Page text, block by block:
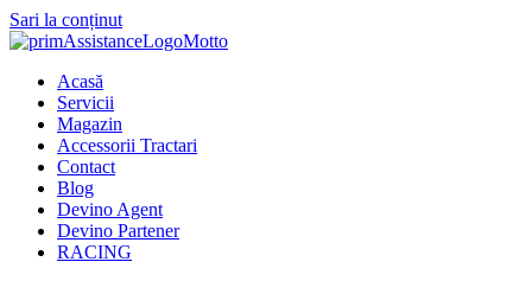
Sari la conținut
Acasă
Servicii
Magazin
Accessorii Tractari
Contact
Blog
Devino Agent
Devino Partener
RACING